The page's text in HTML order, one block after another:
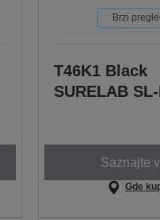
Brzi
T46K1 Black
SURELAB
Saznajte
Gde